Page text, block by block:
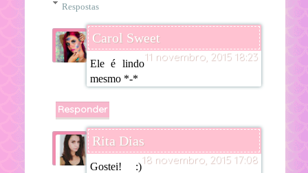
Respostas
Carol Sweet
11 novembro, 2015 18:23
Ele é lindo
mesmo *-*
Responder
Rita Dias
18 novembro, 2015 17:08
Gostei! :)